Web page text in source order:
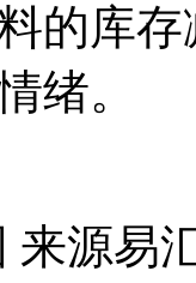
的库
情绪
来源